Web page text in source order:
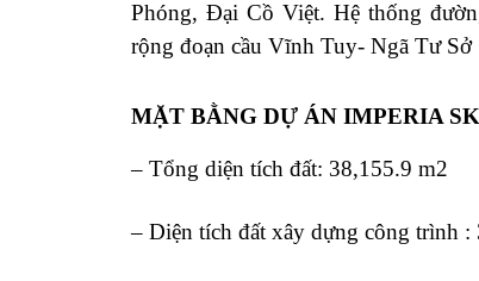
Phóng, Đại Cồ Việt. Hệ thống
rộng đoạn cầu Vĩnh Tuy- Ngã Tư Sở
MẶT BẰNG DỰ ÁN IMPERIA
– Tổng diện tích đất: 38,155.9 m2
– Diện tích đất xây dựng công trình :